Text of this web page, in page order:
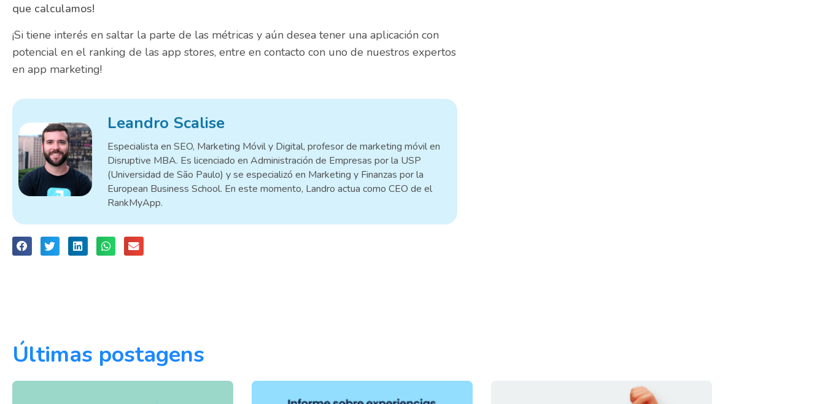
que calculamos!
¡Si tiene interés en saltar la parte de las métricas y aún desea tener una aplicación con
potencial en el ranking de las app stores, entre en contacto con uno de nuestros expertos
en app marketing!
Leandro Scalise
Especialista en SEO, Marketing Móvil y Digital, profesor de marketing móvil en
Disruptive MBA. Es licenciado en Administración de Empresas por la USP
(Universidad de São Paulo) y se especializó en Marketing y Finanzas por la
European Business School. En este momento, Landro actua como CEO de el
RankMyApp.
Últimas postagens